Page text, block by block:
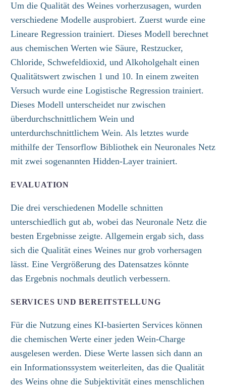
Um die Qualität des Weines vorherzusagen, wurden
verschiedene Modelle ausprobiert. Zuerst wurde eine
Lineare Regression trainiert. Dieses Modell berechnet
aus chemischen Werten wie Säure, Restzucker,
Chloride, Schwefeldioxid, und Alkoholgehalt einen
Qualitätswert zwischen 1 und 10. In einem zweiten
Versuch wurde eine Logistische Regression trainiert.
Dieses Modell unterscheidet nur zwischen
überdurchschnittlichem Wein und
unterdurchschnittlichem Wein. Als letztes wurde
mithilfe der Tensorflow Bibliothek ein Neuronales Netz
mit zwei sogenannten Hidden-Layer trainiert.
EVALUATION
Die drei verschiedenen Modelle schnitten
unterschiedlich gut ab, wobei das Neuronale Netz die
besten Ergebnisse zeigte. Allgemein ergab sich, dass
sich die Qualität eines Weines nur grob vorhersagen
lässt. Eine Vergrößerung des Datensatzes könnte
das Ergebnis nochmals deutlich verbessern.
SERVICES UND BEREITSTELLUNG
Für die Nutzung eines KI-basierten Services können
die chemischen Werte einer jeden Wein-Charge
ausgelesen werden. Diese Werte lassen sich dann an
ein Informationssystem weiterleiten, das die Qualität
des Weins ohne die Subjektivität eines menschlichen